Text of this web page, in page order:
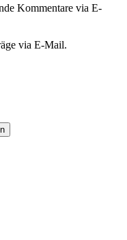
Kommentare via E-
via E-Mail.